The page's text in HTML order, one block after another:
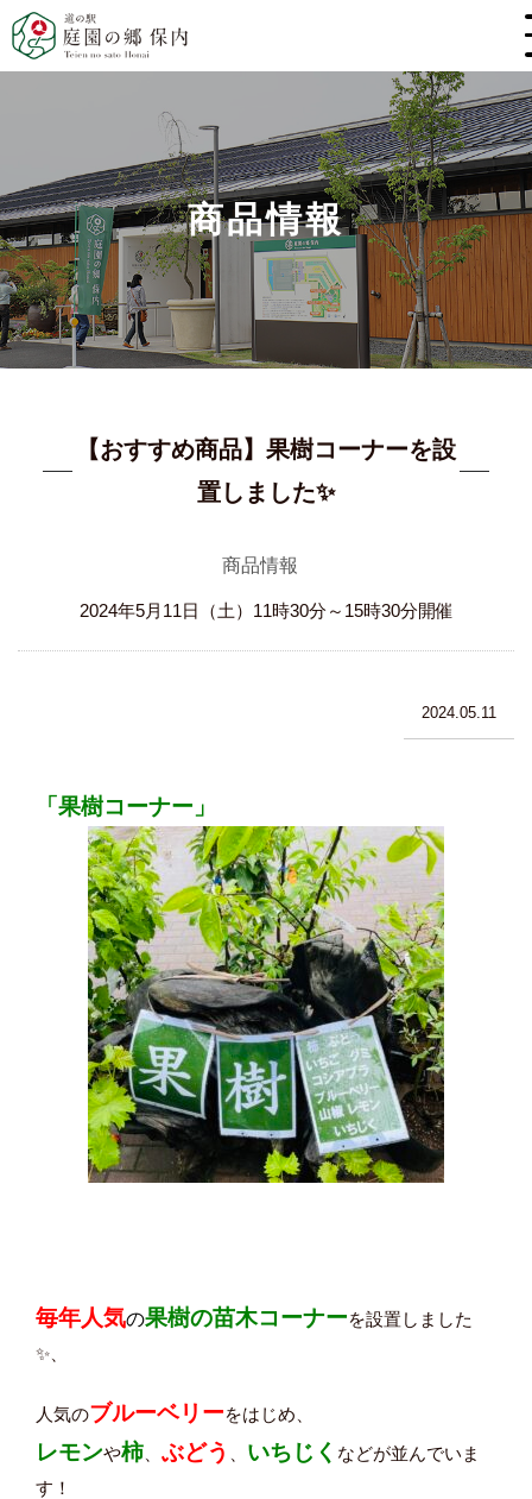
商品情報
【おすすめ商品】果樹コーナーを設
置しました✨
商品情報
2024年5月11日（土）11時30分～15時30分開催
2024.05.11
「果樹コーナー」
毎年人気の果樹の苗木コーナーを設置しました
✨、
人気のブルーベリーをはじめ、
レモンや柿 ぶどう いちじく などが並んでいま
す！